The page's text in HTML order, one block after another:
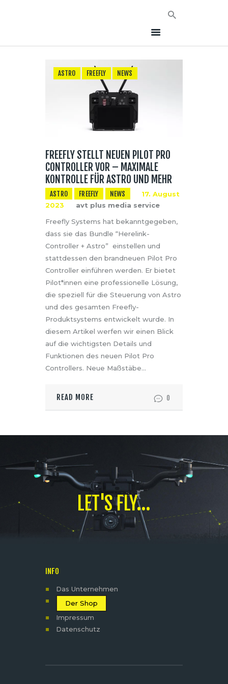
AVT EVENTS
KONTAKT
ASTRO FREEFLY NEWS
FREEFLY STELLT NEUEN PILOT PRO
CONTROLLER VOR – MAXIMALE
KONTROLLE FÜR ASTRO UND MEHR
ASTRO FREEFLY NEWS
17. August
2023
avt plus media service
Freefly Systems hat bekanntgegeben,
dass sie das Bundle “Herelink-
Controller + Astro” einstellen und
stattdessen den brandneuen Pilot Pro
Controller einführen werden. Er bietet
Pilot*innen eine professionelle Lösung,
die speziell für die Steuerung von Astro
und des gesamten Freefly-
Produktsystems entwickelt wurde. In
diesem Artikel werfen wir einen Blick
auf die wichtigsten Details und
Funktionen des neuen Pilot Pro
Controllers. Neue Maßstäbe…
READ MORE 0
LET'S FLY...
INFO
Das Unternehmen
Der Shop
Impressum
Datenschutz